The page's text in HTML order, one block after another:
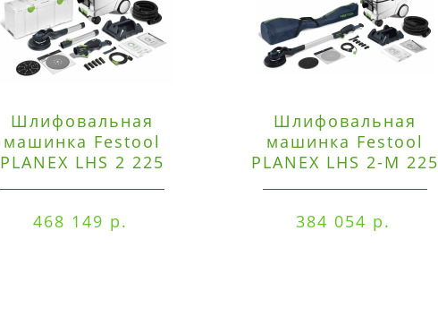
Шлифовальная
машинка Festool
PLANEX LHS 2 225
468 149 р.
Шлифовальная
машинка Festool
PLANEX LHS 2-M 225
384 054 р.